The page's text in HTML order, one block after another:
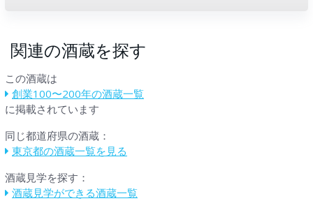
関連の酒蔵を探す
この酒蔵は
創業100〜200年の酒蔵一覧
に掲載されています
同じ都道府県の酒蔵：
東京都の酒蔵一覧を見る
酒蔵見学を探す：
酒蔵見学ができる酒蔵一覧